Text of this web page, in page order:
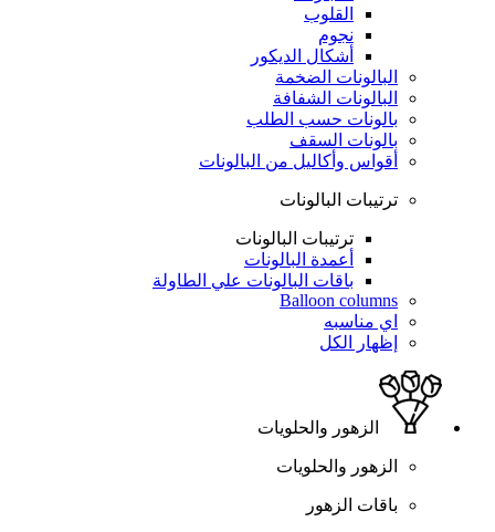
القلوب
نجوم
أشكال الديكور
البالونات الضخمة
البالونات الشفافة
بالونات حسب الطلب
بالونات السقف
أقواس وأكاليل من البالونات
ترتيبات البالونات
ترتيبات البالونات
أعمدة البالونات
باقات البالونات علي الطاولة
Balloon columns
اي مناسبه
إظهار الكل
الزهور والحلويات
الزهور والحلويات
باقات الزهور